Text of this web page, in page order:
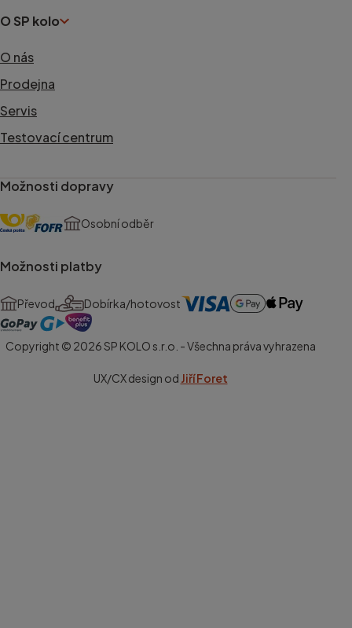
O SP kolo
O nás
Prodejna
Servis
Testovací centrum
Možnosti dopravy
Osobní odběr
Možnosti platby
Převod Dobírka/hotovost
Copyright © 2026 SP KOLO s.r.o. - Všechna práva vyhrazena
UX/CX design od Jiří Foret